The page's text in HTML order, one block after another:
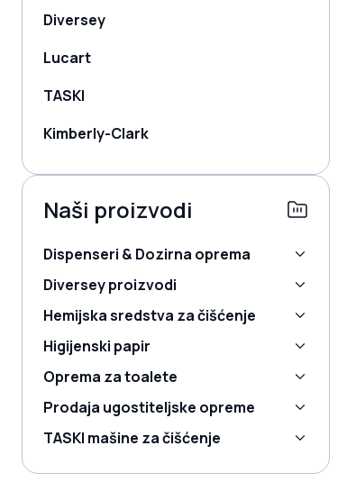
Diversey
Lucart
TASKI
Kimberly-Clark
Naši proizvodi
Dispenseri & Dozirna oprema
Diversey proizvodi
Hemijska sredstva za čišćenje
Higijenski papir
Oprema za toalete
Prodaja ugostiteljske opreme
TASKI mašine za čišćenje